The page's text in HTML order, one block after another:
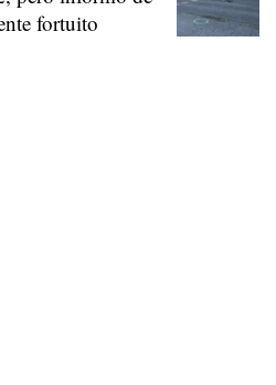
fortuito